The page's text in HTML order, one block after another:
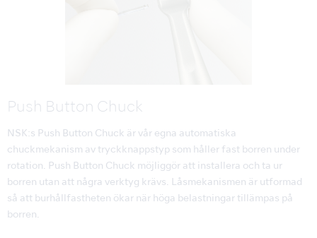
Push Button Chuck
NSK:s Push Button Chuck är vår egna automatiska
chuckmekanism av tryckknappstyp som håller fast borren under
rotation. Push Button Chuck möjliggör att installera och ta ur
borren utan att några verktyg krävs. Låsmekanismen är utformad
så att burhållfastheten ökar när höga belastningar tillämpas på
borren.